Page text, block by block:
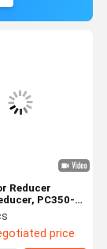
Reducer
PC350-6
Assy Travel
Gearbox
price